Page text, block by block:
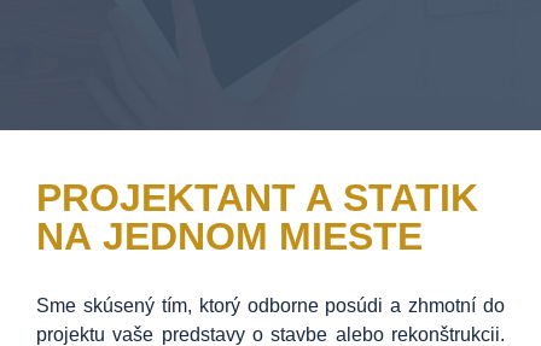
PROJEKTANT A STATIK
NA JEDNOM MIESTE
Sme skúsený tím, ktorý odborne posúdi a zhmotní do
projektu vaše predstavy o stavbe alebo rekonštrukcii.